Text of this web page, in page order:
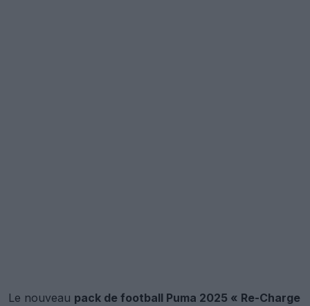
Le nouveau pack de football Puma 2025 « Re-Charge